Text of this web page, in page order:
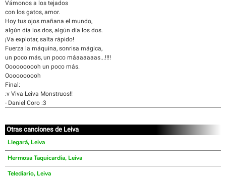
Vámonos a los tejados
con los gatos, amor.
Hoy tus ojos mañana el mundo,
algún día los dos, algún día los dos.
¡Va explotar, salta rápido!
Fuerza la máquina, sonrisa mágica,
un poco más, un poco máaaaaaas...!!!!
Oooooooooh un poco más.
Oooooooooh
Final:
:v Viva Leiva Monstruos!!
- Daniel Coro :3
Otras canciones de Leiva
Llegará, Leiva
Hermosa Taquicardia, Leiva
Telediario, Leiva